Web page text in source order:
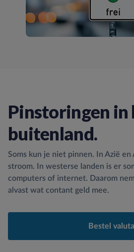
Pinstoringen in
buitenland.
Soms kun je niet pinnen. In Azië en
stroom. In westerse landen is er
computers of internet. Daarom
alvast wat contant geld mee.
Bestel valuta